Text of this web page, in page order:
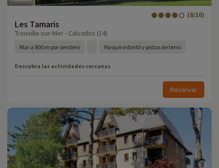
Les Tamaris
(8/10)
Trouville-sur-Mer - Calvados (14)
Mar a 800 m por sendero Parque infantil y pistas de tenis
Descubra las actividades cercanas
Reservar